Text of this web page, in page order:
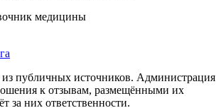
медицины
публичных источников. Администрация
к отзывам, размещёнными их
за них ответственности.